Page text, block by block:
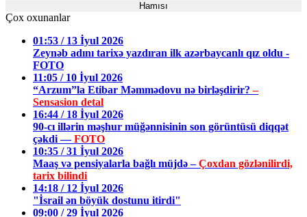
Hamısı
Çox oxunanlar
01:53 / 13 İyul 2026
Zeynəb adını tarixə yazdıran ilk azərbaycanlı qız oldu -
FOTO
11:05 / 10 İyul 2026
“Arzum”la Etibar Məmmədovu nə birləşdirir?–
Sensasion detal
16:44 / 18 İyul 2026
90-cı illərin məşhur müğənnisinin son görüntüsü diqqət
çəkdi —FOTO
10:35 / 31 İyul 2026
Maaş və pensiyalarla bağlı müjdə –Çoxdan gözlənilirdi,
tarix bilindi
14:18 / 12 İyul 2026
"İsrail ən böyük dostunu itirdi"
09:00 / 29 İyul 2026